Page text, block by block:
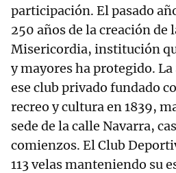
participación. El pasado
250 años de la creación de
Misericordia, institución
y mayores ha protegido.
ese club privado fundado
recreo y cultura en 1839,
sede de la calle Navarra,
comienzos. El Club
113 velas manteniendo su